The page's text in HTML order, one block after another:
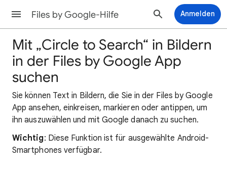
Files by Google-Hilfe Anmelden
Mit „Circle to Search“ in Bildern
in der Files by Google App
suchen
Sie können Text in Bildern, die Sie in der Files by Google
App ansehen, einkreisen, markieren oder antippen, um
ihn auszuwählen und mit Google danach zu suchen.
Wichtig: Diese Funktion ist für ausgewählte Android-
Smartphones verfügbar.